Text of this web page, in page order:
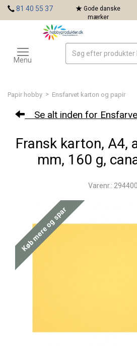
Papir hobby > Ensfarvet karton og papir
Se alt inden for
Fransk karton, A4,
mm, 160 g,
Varenr.: 294400
Køb mere og spar
81 40 55 37
Gode danske
mærker
Toggle
navigation
Menu
Mærker